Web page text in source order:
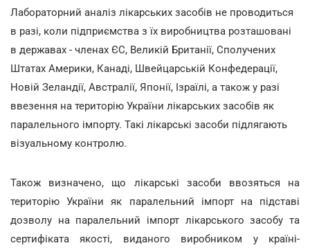
Лабораторний аналіз лікарських засобів не проводиться
в разі, коли підприємства з їх виробництва розташовані
в державах - членах ЄС, Великій Британії, Сполучених
Штатах Америки, Канаді, Швейцарській Конфедерації,
Новій Зеландії, Австралії, Японії, Ізраїлі, а також у разі
ввезення на територію України лікарських засобів як
паралельного імпорту. Такі лікарські засоби підлягають
візуальному контролю.
Також визначено, що лікарські засоби ввозяться на
територію України як паралельний імпорт на підставі
дозволу на паралельний імпорт лікарського засобу та
сертифіката якості, виданого виробником у країні-